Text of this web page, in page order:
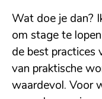
Wat doe je dan?
om stage te
de best practices
van praktische
waardevol. Voor